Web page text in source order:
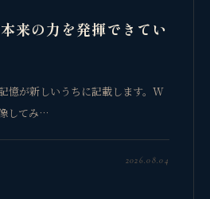
来の力を発揮できてい
憶が新しいうちに記載します。W
してみ…
2026.08.04